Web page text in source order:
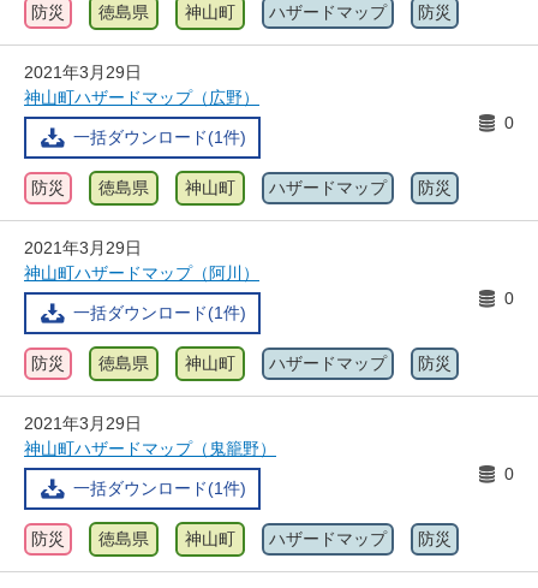
防災 徳島県 神山町 ハザードマップ 防災
2021年3月29日
神山町ハザードマップ（広野）
一括ダウンロード(1件)
0
防災 徳島県 神山町 ハザードマップ 防災
2021年3月29日
神山町ハザードマップ（阿川）
一括ダウンロード(1件)
0
防災 徳島県 神山町 ハザードマップ 防災
2021年3月29日
神山町ハザードマップ（鬼籠野）
一括ダウンロード(1件)
0
防災 徳島県 神山町 ハザードマップ 防災